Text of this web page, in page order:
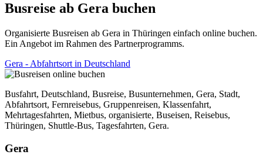
Busreise ab Gera buchen
Organisierte Busreisen ab Gera in Thüringen einfach online buchen.
Ein Angebot im Rahmen des Partnerprogramms.
Gera - Abfahrtsort in Deutschland
Busfahrt, Deutschland, Busreise, Busunternehmen, Gera, Stadt,
Abfahrtsort, Fernreisebus, Gruppenreisen, Klassenfahrt,
Mehrtagesfahrten, Mietbus, organisierte, Buseisen, Reisebus,
Thüringen, Shuttle-Bus, Tagesfahrten, Gera.
Gera